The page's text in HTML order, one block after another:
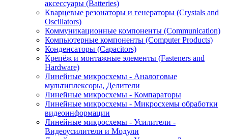
аксессуары (Batteries)
Кварцевые резонаторы и генераторы (Crystals and
Oscillators)
Коммуникационные компоненты (Communication)
Компьютерные компоненты (Computer Products)
Конденсаторы (Capacitors)
Крепёж и монтажные элементы (Fasteners and
Hardware)
Линейные микросхемы - Аналоговые
мультиплексоры, Делители
Линейные микросхемы - Компараторы
Линейные микросхемы - Микросхемы обработки
видеоинформации
Линейные микросхемы - Усилители -
Видеоусилители и Модули